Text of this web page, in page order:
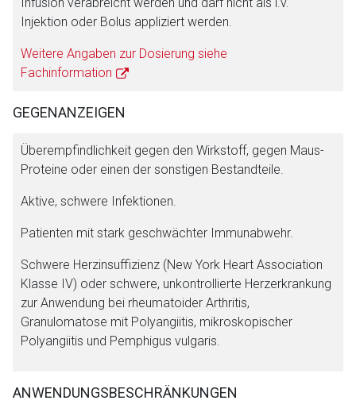
Injektion oder Bolus appliziert werden.
Weitere Angaben zur Dosierung siehe
Fachinformation
GEGENANZEIGEN
Überempfindlichkeit gegen den Wirkstoff, gegen Maus-
Proteine oder einen der sonstigen Bestandteile.
Aktive, schwere Infektionen.
Patienten mit stark geschwächter Immunabwehr.
Schwere Herzinsuffizienz (New York Heart Association
Klasse IV) oder schwere, unkontrollierte Herzerkrankung
zur Anwendung bei rheumatoider Arthritis,
Granulomatose mit Polyangiitis, mikroskopischer
Polyangiitis und Pemphigus vulgaris.
ANWENDUNGSBESCHRÄNKUNGEN